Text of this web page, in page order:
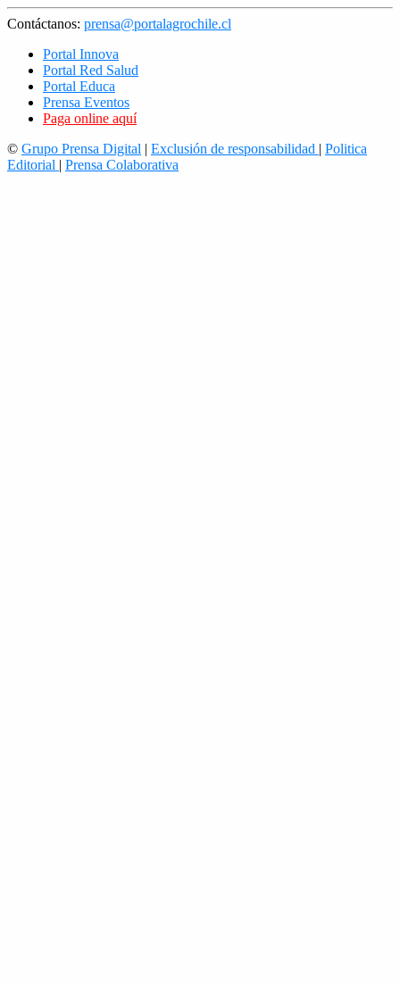
Contáctanos: prensa@portalagrochile.cl
Portal Innova
Portal Red Salud
Portal Educa
Prensa Eventos
Paga online aquí
© Grupo Prensa Digital | Exclusión de responsabilidad | Politica
Editorial | Prensa Colaborativa